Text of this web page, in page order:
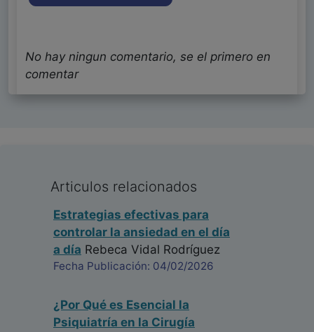
No hay ningun comentario, se el primero en
comentar
Articulos relacionados
Estrategias efectivas para
controlar la ansiedad en el día
a día Rebeca Vidal Rodríguez
Fecha Publicación: 04/02/2026
¿Por Qué es Esencial la
Psiquiatría en la Cirugía